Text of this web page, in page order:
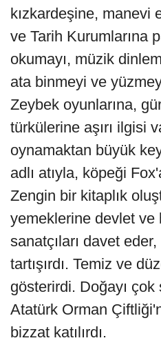
kızkardeşine, manevi
ve Tarih Kurumlarına
okumayı, müzik
ata binmeyi ve
Zeybek oyunlarına,
türkülerine aşırı ilgisi
oynamaktan büyük
adlı atıyla, köpeği
Zengin bir kitaplık
yemeklerine devlet ve
sanatçıları davet
tartışırdı. Temiz ve
gösterirdi. Doğayı çok
Atatürk Orman
bizzat katılırdı.